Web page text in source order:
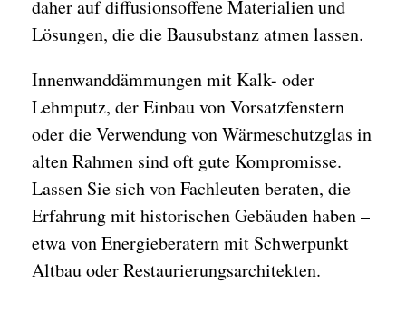
daher auf diffusionsoffene Materialien und
Lösungen, die die Bausubstanz atmen lassen.
Innenwanddämmungen mit Kalk- oder
Lehmputz, der Einbau von Vorsatzfenstern
oder die Verwendung von Wärmeschutzglas in
alten Rahmen sind oft gute Kompromisse.
Lassen Sie sich von Fachleuten beraten, die
Erfahrung mit historischen Gebäuden haben –
etwa von Energieberatern mit Schwerpunkt
Altbau oder Restaurierungsarchitekten.